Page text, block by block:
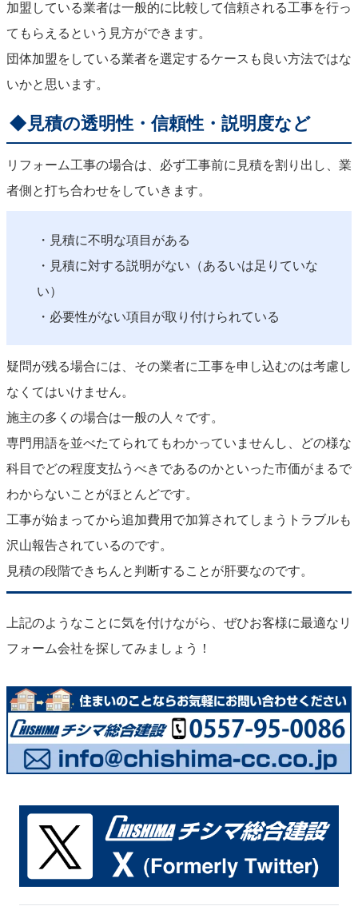
加盟している業者は一般的に比較して信頼される工事を行っ
てもらえるという見方ができます。
団体加盟をしている業者を選定するケースも良い方法ではな
いかと思います。
◆見積の透明性・信頼性・説明度など
リフォーム工事の場合は、必ず工事前に見積を割り出し、業
者側と打ち合わせをしていきます。
・見積に不明な項目がある
・見積に対する説明がない（あるいは足りていな
い）
・必要性がない項目が取り付けられている
疑問が残る場合には、その業者に工事を申し込むのは考慮し
なくてはいけません。
施主の多くの場合は一般の人々です。
専門用語を並べたてられてもわかっていませんし、どの様な
科目でどの程度支払うべきであるのかといった市価がまるで
わからないことがほとんどです。
工事が始まってから追加費用で加算されてしまうトラブルも
沢山報告されているのです。
見積の段階できちんと判断することが肝要なのです。
上記のようなことに気を付けながら、ぜひお客様に最適なリ
フォーム会社を探してみましょう！